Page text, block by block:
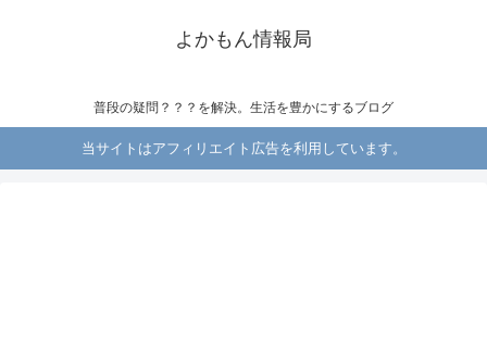
よかもん情報局
普段の疑問？？？を解決。生活を豊かにするブログ
当サイトはアフィリエイト広告を利用しています。